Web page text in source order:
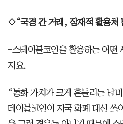
◇“국경 간 거래, 잠재적 활용처
-스테이블코인을 활용하는 어떤
지요.
“통화 가치가 크게 흔들리는 남
테이블코인이 자국 화폐 대신 쓰